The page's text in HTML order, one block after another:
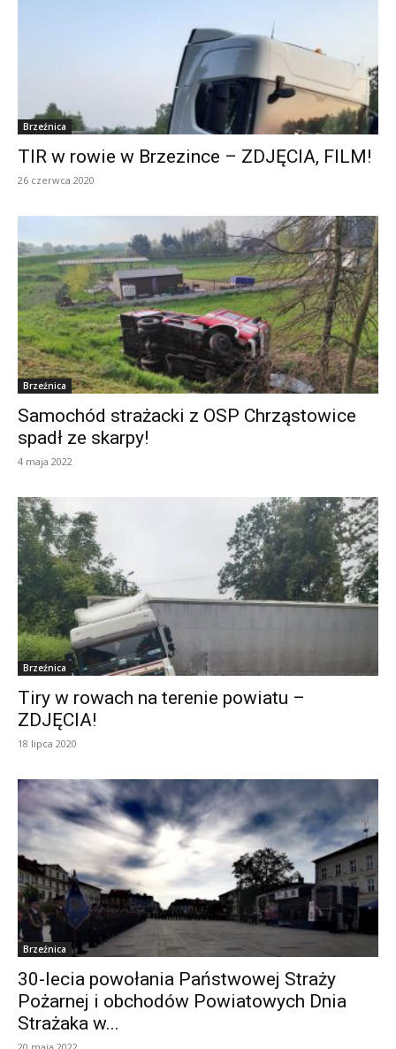
Brzeźnica
TIR w rowie w Brzezince – ZDJĘCIA, FILM!
26 czerwca 2020
Brzeźnica
Samochód strażacki z OSP Chrząstowice
spadł ze skarpy!
4 maja 2022
Brzeźnica
Tiry w rowach na terenie powiatu –
ZDJĘCIA!
18 lipca 2020
Brzeźnica
30-lecia powołania Państwowej Straży
Pożarnej i obchodów Powiatowych Dnia
Strażaka w...